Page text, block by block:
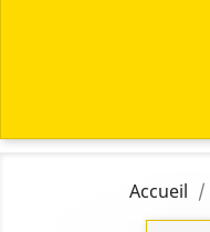
Accueil